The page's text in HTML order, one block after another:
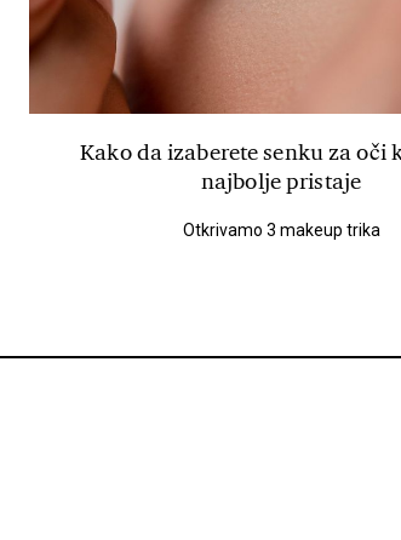
Kako da izaberete senku za oči
najbolje pristaje
Otkrivamo 3 makeup trika